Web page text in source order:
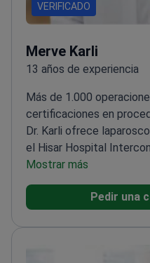
VERIFICADO
Merve Karli
13 años de experiencia
Más de 1.000
certificaciones en
Dr. Karli ofrece
el Hisar Hospital
especializada en el
laparoscópica y abierta
gastroscopia y
Mostrar más
Pedir una